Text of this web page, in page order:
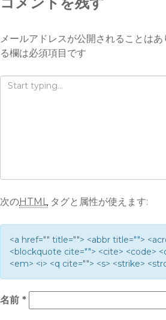
メールアドレスが公開されることはあ
る欄は必須項目です
次のHTMLタグと属性が使えます:
<a href="" title=""> <abbr title="">
<blockquote cite=""> <cite> <code>
<em> <i> <q cite=""> <s> <strike>
名前 *